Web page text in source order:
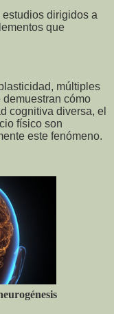
dirigidos a
que
múltiples
cómo
cognitiva diversa, el
físico son
este fenómeno.